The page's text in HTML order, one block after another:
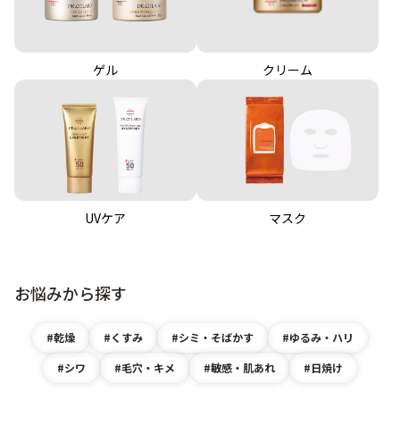
ゲル クリーム
UVケア マスク
お悩みから探す
乾燥 くすみ シミ・そばかす
ゆるみ・ハリ
シワ
毛穴・キメ 敏感・肌あれ 日焼け